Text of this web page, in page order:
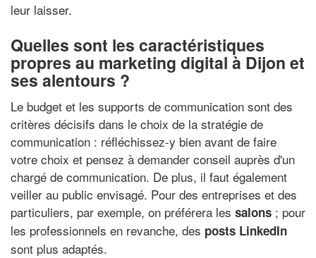
leur laisser.
Quelles sont les caractéristiques
propres au marketing digital à Dijon et
ses alentours ?
Le budget et les supports de communication sont des
critères décisifs dans le choix de la stratégie de
communication : réfléchissez-y bien avant de faire
votre choix et pensez à demander conseil auprès d'un
chargé de communication. De plus, il faut également
veiller au public envisagé. Pour des entreprises et des
particuliers, par exemple, on préférera les salons ; pour
les professionnels en revanche, des posts LinkedIn
sont plus adaptés.